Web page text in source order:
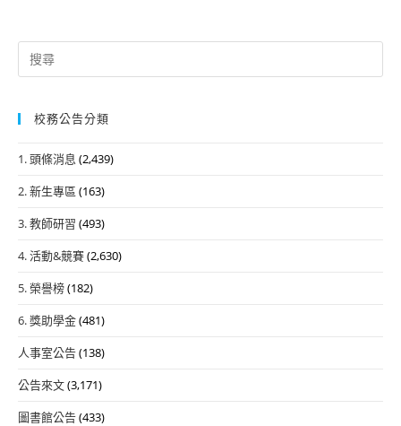
Search
for:
校務公告分類
1. 頭條消息 (2,439)
2. 新生專區 (163)
3. 教師研習 (493)
4. 活動&競賽(2,630)
5. 榮譽榜(182)
6. 獎助學金(481)
人事室公告(138)
公告來文(3,171)
圖書館公告(433)